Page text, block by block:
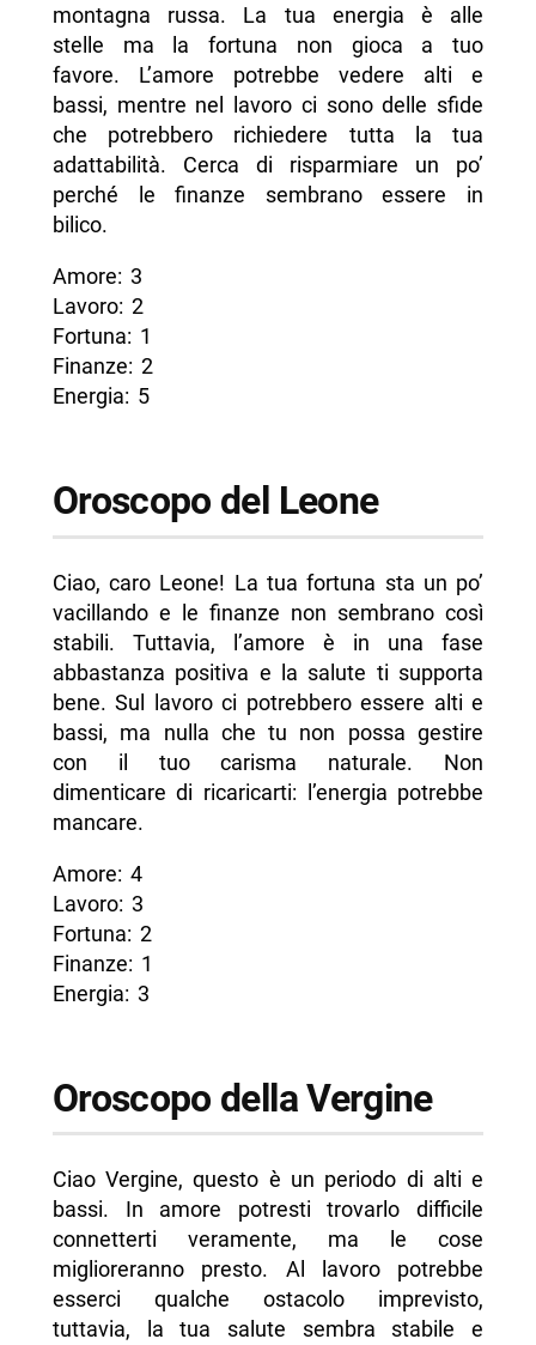
montagna russa. La tua energia è alle
stelle ma la fortuna non gioca a tuo
favore. L’amore potrebbe vedere alti e
bassi, mentre nel lavoro ci sono delle sfide
che potrebbero richiedere tutta la tua
adattabilità. Cerca di risparmiare un po’
perché le finanze sembrano essere in
bilico.
Amore: 3
Lavoro: 2
Fortuna: 1
Finanze: 2
Energia: 5
Oroscopo del Leone
Ciao, caro Leone! La tua fortuna sta un po’
vacillando e le finanze non sembrano così
stabili. Tuttavia, l’amore è in una fase
abbastanza positiva e la salute ti supporta
bene. Sul lavoro ci potrebbero essere alti e
bassi, ma nulla che tu non possa gestire
con il tuo carisma naturale. Non
dimenticare di ricaricarti: l’energia potrebbe
mancare.
Amore: 4
Lavoro: 3
Fortuna: 2
Finanze: 1
Energia: 3
Oroscopo della Vergine
Ciao Vergine, questo è un periodo di alti e
bassi. In amore potresti trovarlo difficile
connetterti veramente, ma le cose
miglioreranno presto. Al lavoro potrebbe
esserci qualche ostacolo imprevisto,
tuttavia, la tua salute sembra stabile e